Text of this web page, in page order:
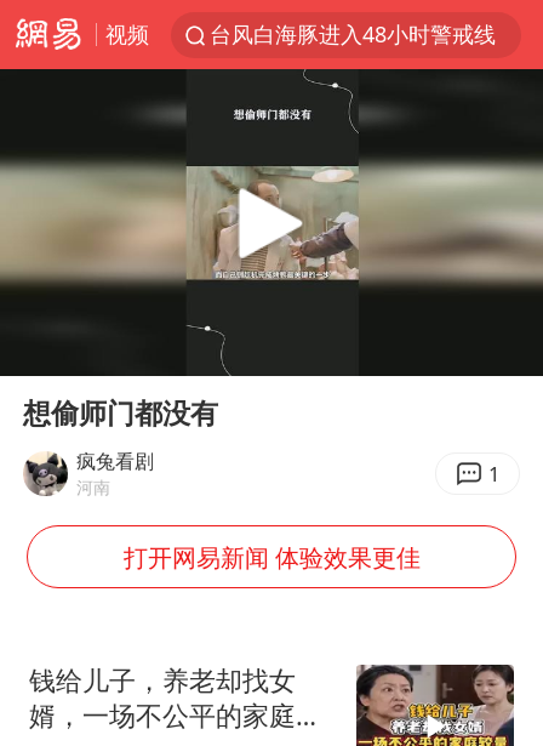
视频
台风白海豚进入48小时警戒线
台风白海豚影响中国已成定局
看守所辅警收受10万获刑1年
U17国足1分钟轰2球
五粮液渠道价一箱上涨近百元
深圳地面沉降致车辆损坏系谣言
外交部发言人就广岛核爆81周年等答记者问
首次证实！“胶球”存在
东方甄选被判赔偿江小白30万元
Play
想偷师门都没有
疯兔看剧
河南 1
打开网易新闻 体验效果更佳
钱给儿子，养老却找女
婿，一场不公平的家庭较